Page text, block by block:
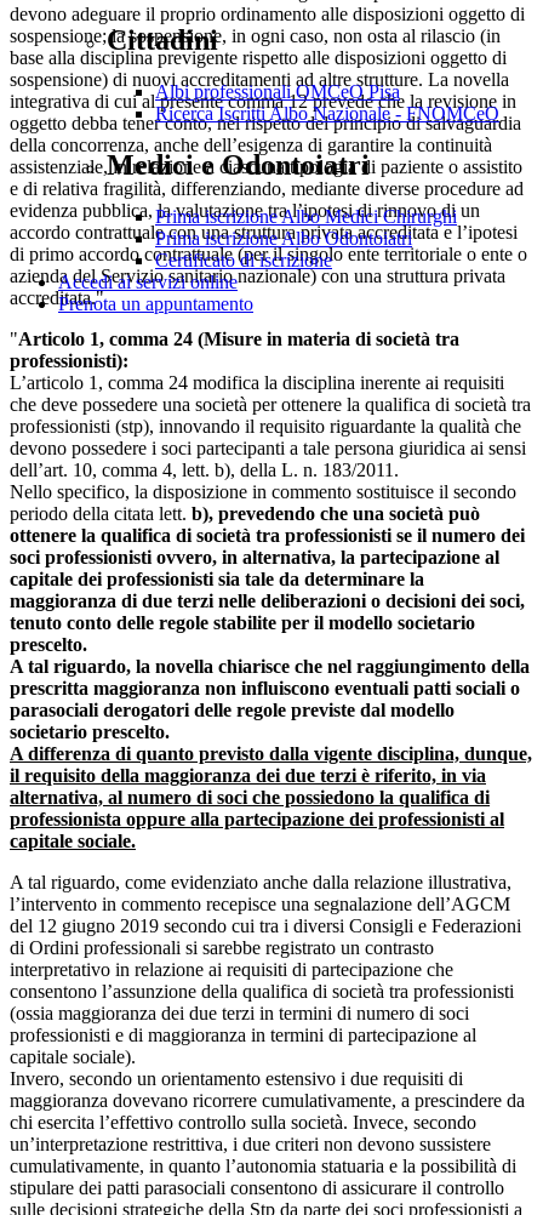
Cittadini
Albi professionali OMCeO Pisa
Ricerca Iscritti Albo Nazionale - FNOMCeO
Medici e Odontoiatri
Prima iscrizione Albo Medici Chirurghi
Prima iscrizione Albo Odontoiatri
Certificato di iscrizione
Accedi ai servizi online
Prenota un appuntamento
devono adeguare il proprio ordinamento alle disposizioni oggetto di
sospensione; la sospensione, in ogni caso, non osta al rilascio (in
base alla disciplina previgente rispetto alle disposizioni oggetto di
sospensione) di nuovi accreditamenti ad altre strutture. La novella
integrativa di cui al presente comma 12 prevede che la revisione in
oggetto debba tener conto, nel rispetto del principio di salvaguardia
della concorrenza, anche dell’esigenza di garantire la continuità
assistenziale, in relazione a ciascuna tipologia di paziente o assistito
e di relativa fragilità, differenziando, mediante diverse procedure ad
evidenza pubblica, la valutazione tra l’ipotesi di rinnovo di un
accordo contrattuale con una struttura privata accreditata e l’ipotesi
di primo accordo contrattuale (per il singolo ente territoriale o ente o
azienda del Servizio sanitario nazionale) con una struttura privata
accreditata."
"Articolo 1, comma 24 (Misure in materia di società tra
professionisti):
L’articolo 1, comma 24 modifica la disciplina inerente ai requisiti
che deve possedere una società per ottenere la qualifica di società tra
professionisti (stp), innovando il requisito riguardante la qualità che
devono possedere i soci partecipanti a tale persona giuridica ai sensi
dell’art. 10, comma 4, lett. b), della L. n. 183/2011.
Nello specifico, la disposizione in commento sostituisce il secondo
periodo della citata lett. b), prevedendo che una società può
ottenere la qualifica di società tra professionisti se il numero dei
soci professionisti ovvero, in alternativa, la partecipazione al
capitale dei professionisti sia tale da determinare la
maggioranza di due terzi nelle deliberazioni o decisioni dei soci,
tenuto conto delle regole stabilite per il modello societario
prescelto.
A tal riguardo, la novella chiarisce che nel raggiungimento della
prescritta maggioranza non influiscono eventuali patti sociali o
parasociali derogatori delle regole previste dal modello
societario prescelto.
A differenza di quanto previsto dalla vigente disciplina, dunque,
il requisito della maggioranza dei due terzi è riferito, in via
alternativa, al numero di soci che possiedono la qualifica di
professionista oppure alla partecipazione dei professionisti al
capitale sociale.
A tal riguardo, come evidenziato anche dalla relazione illustrativa,
l’intervento in commento recepisce una segnalazione dell’AGCM
del 12 giugno 2019 secondo cui tra i diversi Consigli e Federazioni
di Ordini professionali si sarebbe registrato un contrasto
interpretativo in relazione ai requisiti di partecipazione che
consentono l’assunzione della qualifica di società tra professionisti
(ossia maggioranza dei due terzi in termini di numero di soci
professionisti e di maggioranza in termini di partecipazione al
capitale sociale).
Invero, secondo un orientamento estensivo i due requisiti di
maggioranza dovevano ricorrere cumulativamente, a prescindere da
chi esercita l’effettivo controllo sulla società. Invece, secondo
un’interpretazione restrittiva, i due criteri non devono sussistere
cumulativamente, in quanto l’autonomia statuaria e la possibilità di
stipulare dei patti parasociali consentono di assicurare il controllo
sulle decisioni strategiche della Stp da parte dei soci professionisti a